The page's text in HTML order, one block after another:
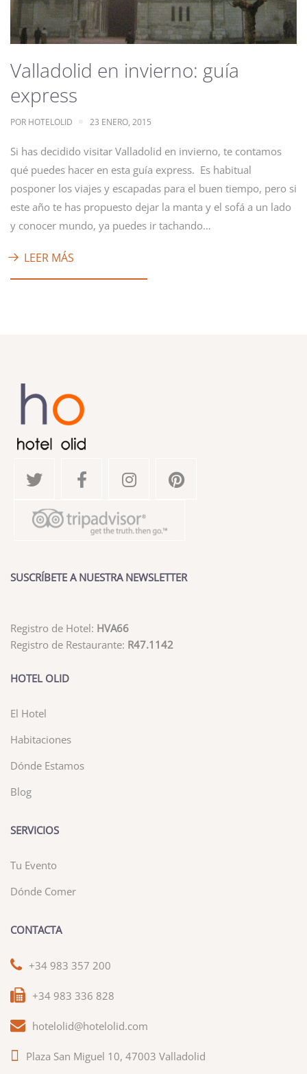
Valladolid en invierno: guía
express
POR HOTELOLID 23 ENERO, 2015
Si has decidido visitar Valladolid en invierno, te contamos
qué puedes hacer en esta guía express. Es habitual
posponer los viajes y escapadas para el buen tiempo, pero si
este año te has propuesto dejar la manta y el sofá a un lado
y conocer mundo, ya puedes ir tachando…
LEER MÁS
SUSCRÍBETE A NUESTRA NEWSLETTER
Registro de Hotel: HVA66
Registro de Restaurante: R47.1142
HOTEL OLID
El Hotel
Habitaciones
Dónde Estamos
Blog
SERVICIOS
Tu Evento
Dónde Comer
CONTACTA
+34 983 357 200
+34 983 336 828
hotelolid@hotelolid.com
Plaza San Miguel 10, 47003 Valladolid